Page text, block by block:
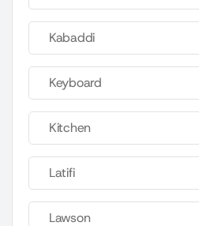
Kabaddi
Keyboard
Kitchen
Latifi
Lawson